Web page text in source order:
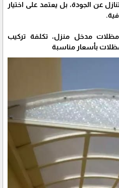
عن الجودة، بل يعتمد على اختيار
مدخل منزل، تكلفة تركيب
بأسعار مناسبة